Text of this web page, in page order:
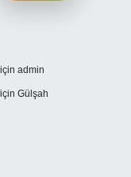
için admin
için Gülşah